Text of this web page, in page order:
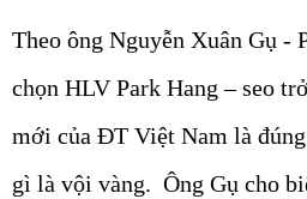
Theo ông Nguyễn Xuân Gụ -
chọn HLV Park Hang – seo
mới của ĐT Việt Nam là
gì là vội vàng. Ông Gụ cho